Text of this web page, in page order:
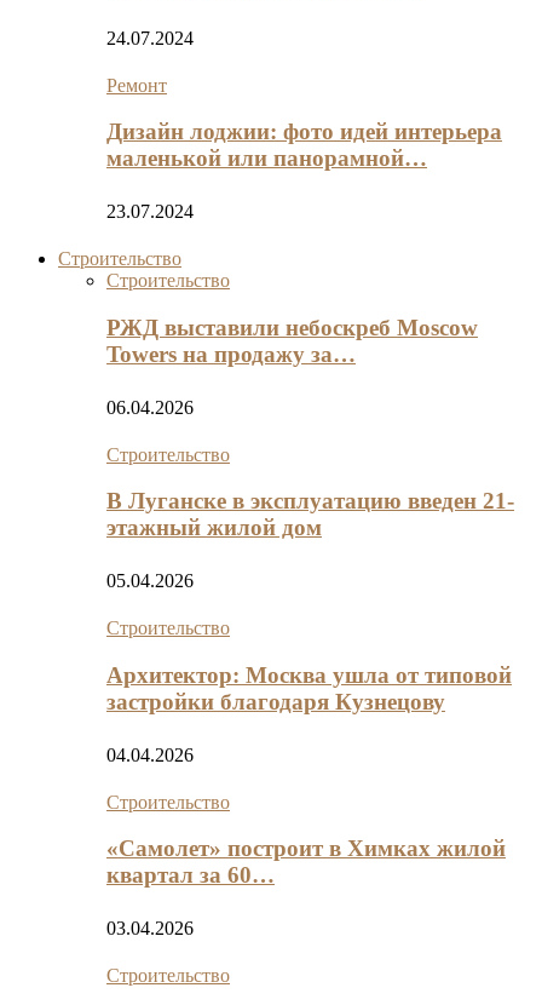
24.07.2024
Ремонт
Дизайн лоджии: фото идей интерьера
маленькой или панорамной…
23.07.2024
Строительство
Строительство
РЖД выставили небоскреб Moscow
Towers на продажу за…
06.04.2026
Строительство
В Луганске в эксплуатацию введен 21-
этажный жилой дом
05.04.2026
Строительство
Архитектор: Москва ушла от типовой
застройки благодаря Кузнецову
04.04.2026
Строительство
«Самолет» построит в Химках жилой
квартал за 60…
03.04.2026
Строительство